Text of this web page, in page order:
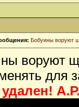
Бобуины воруют
воруют
для